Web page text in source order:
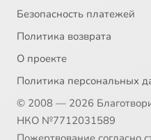
Безопасность платежей
Политика возврата
О проекте
Политика персональных
© 2008 — 2026
НКО №7712031589